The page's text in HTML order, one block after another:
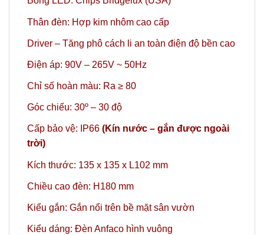
Thân đèn: Hợp kim nhôm cao cấp
Driver – Tăng phô cách li an toàn điện độ bền cao
Điện áp: 90V – 265V ~ 50Hz
Chỉ số hoàn màu: Ra ≥ 80
Góc chiếu: 30º – 30 độ
Cấp bảo vệ: IP66 (Kín nước – gắn được ngoài
trời)
Kích thước: 135 x 135 x L102 mm
Chiều cao đèn: H180 mm
Kiểu gắn: Gắn nổi trên bề mặt sân vườn
Kiểu dáng: Đèn Anfaco hình vuông